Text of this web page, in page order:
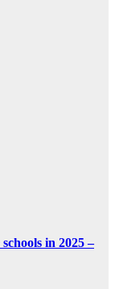
in 2025 –